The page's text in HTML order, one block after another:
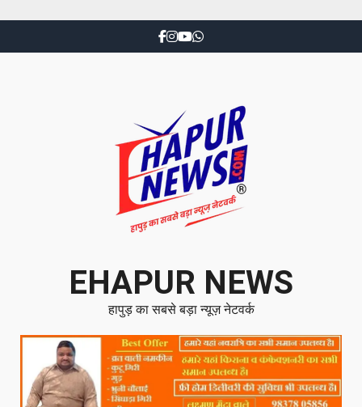
EHAPUR NEWS
हापुड़ का सबसे बड़ा न्यूज़ नेटवर्क